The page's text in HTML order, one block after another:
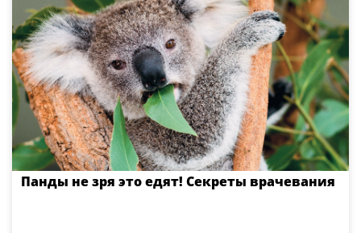
Панды не зря это едят! Секреты врачевания